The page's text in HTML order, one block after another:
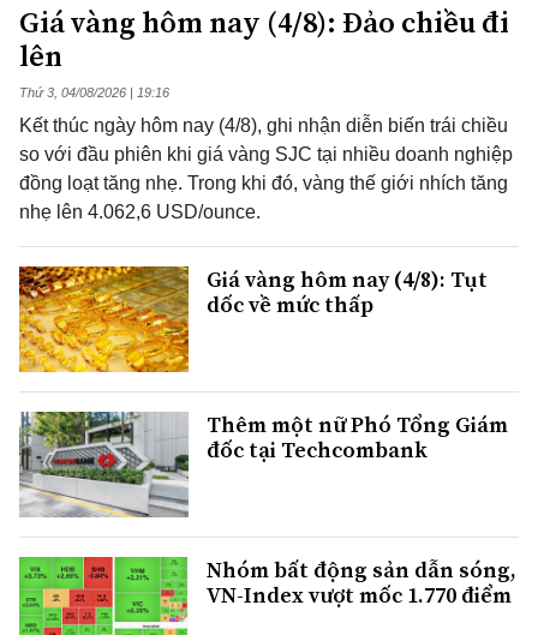
Giá vàng hôm nay (4/8): Đảo chiều đi
lên
Thứ 3, 04/08/2026 | 19:16
Kết thúc ngày hôm nay (4/8), ghi nhận diễn biến trái chiều
so với đầu phiên khi giá vàng SJC tại nhiều doanh nghiệp
đồng loạt tăng nhẹ. Trong khi đó, vàng thế giới nhích tăng
nhẹ lên 4.062,6 USD/ounce.
Giá vàng hôm nay (4/8): Tụt
dốc về mức thấp
Thêm một nữ Phó Tổng Giám
đốc tại Techcombank
Nhóm bất động sản dẫn sóng,
VN-Index vượt mốc 1.770 điểm